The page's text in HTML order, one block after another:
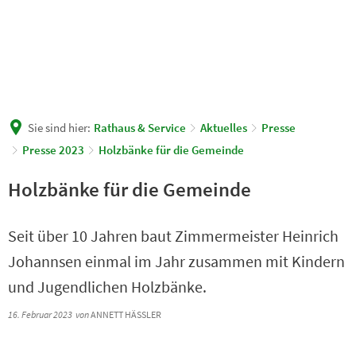
Sie sind hier: Rathaus & Service Aktuelles
Presse
Presse 2023
Holzbänke für die Gemeinde
Holzbänke für die Gemeinde
Seit über 10 Jahren baut Zimmermeister Heinrich
Johannsen einmal im Jahr zusammen mit Kindern
und Jugendlichen Holzbänke.
16. Februar 2023 vonANNETT HÄSSLER